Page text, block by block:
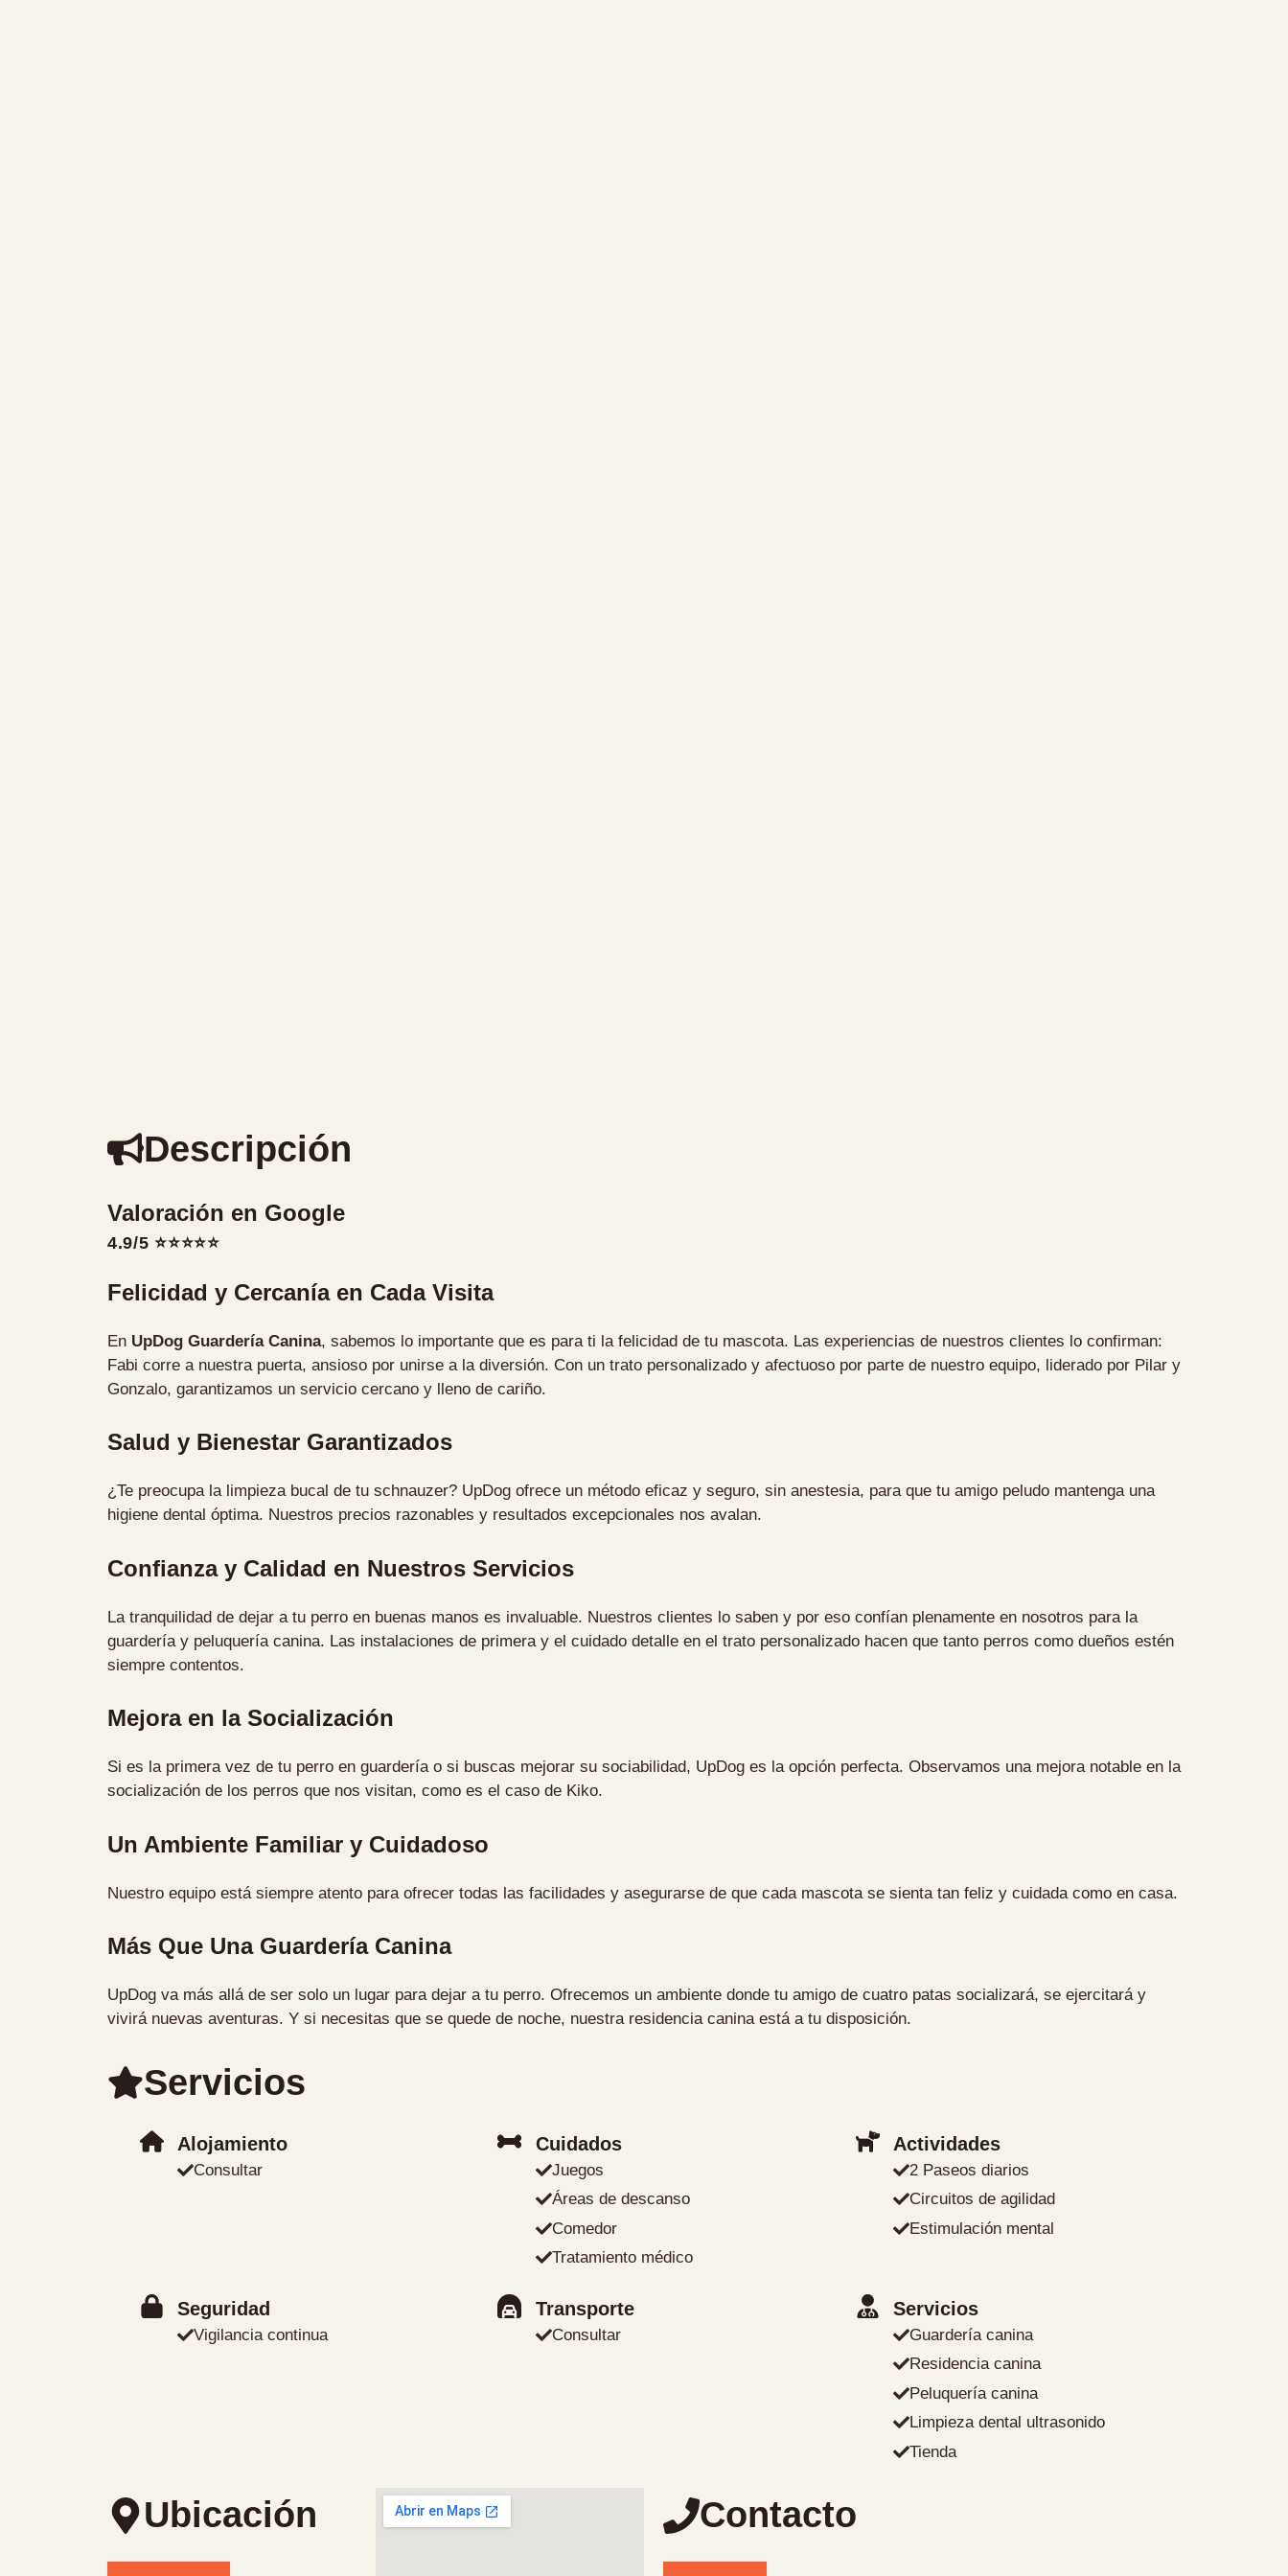
Descripción
Valoración en Google
4.9/5 ⭐⭐⭐⭐⭐
Felicidad y Cercanía en Cada Visita
En UpDog Guardería Canina, sabemos lo importante que es para ti la felicidad de tu mascota. Las experiencias de nuestros clientes lo confirman:
Fabi corre a nuestra puerta, ansioso por unirse a la diversión. Con un trato personalizado y afectuoso por parte de nuestro equipo, liderado por Pilar y
Gonzalo, garantizamos un servicio cercano y lleno de cariño.
Salud y Bienestar Garantizados
¿Te preocupa la limpieza bucal de tu schnauzer? UpDog ofrece un método eficaz y seguro, sin anestesia, para que tu amigo peludo mantenga una
higiene dental óptima. Nuestros precios razonables y resultados excepcionales nos avalan.
Confianza y Calidad en Nuestros Servicios
La tranquilidad de dejar a tu perro en buenas manos es invaluable. Nuestros clientes lo saben y por eso confían plenamente en nosotros para la
guardería y peluquería canina. Las instalaciones de primera y el cuidado detalle en el trato personalizado hacen que tanto perros como dueños estén
siempre contentos.
Mejora en la Socialización
Si es la primera vez de tu perro en guardería o si buscas mejorar su sociabilidad, UpDog es la opción perfecta. Observamos una mejora notable en la
socialización de los perros que nos visitan, como es el caso de Kiko.
Un Ambiente Familiar y Cuidadoso
Nuestro equipo está siempre atento para ofrecer todas las facilidades y asegurarse de que cada mascota se sienta tan feliz y cuidada como en casa.
Más Que Una Guardería Canina
UpDog va más allá de ser solo un lugar para dejar a tu perro. Ofrecemos un ambiente donde tu amigo de cuatro patas socializará, se ejercitará y
vivirá nuevas aventuras. Y si necesitas que se quede de noche, nuestra residencia canina está a tu disposición.
Servicios
Alojamiento
Consultar
Cuidados
Juegos
Áreas de descanso
Comedor
Tratamiento médico
Actividades
2 Paseos diarios
Circuitos de agilidad
Estimulación mental
Seguridad
Vigilancia continua
Transporte
Consultar
Servicios
Guardería canina
Residencia canina
Peluquería canina
Limpieza dental ultrasonido
Tienda
Ubicación Contacto